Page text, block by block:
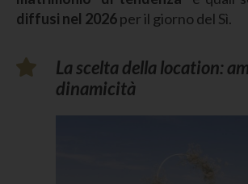
diffusi nel 2026per il giorno del Sì.
La scelta della location:
dinamicità